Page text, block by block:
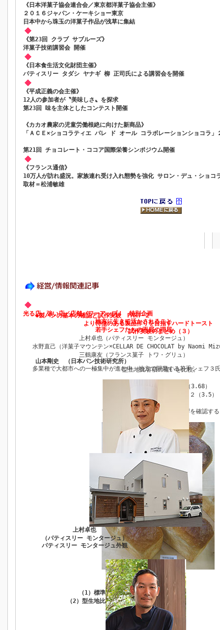
《日本洋菓子協会連合会／東京都洋菓子協会主催》
２０１６ジャパン・ケーキショー東京
日本中から珠玉の洋菓子作品が浅草に集結
《第23回 クラブ サブルーズ》
洋菓子技術講習会 開催
《日本食生活文化財団主催》
パティスリー タダシ ヤナギ 柳 正司氏による講習会を開催
《平成正義の会主催》
12人の参加者が〝美味しさ〟を探求
第23回 味を主体としたコンテスト開催
《カカオ農家の児童労働根絶に向けた新商品》
「ＡＣＥ×ショコラティエ パレ ド オール コラボレーションショコラ」
第21回 チョコレート・ココア国際栄養シンポジウム開催
《フランス通信》
10万人が訪れ盛況。家族連れ受け入れ態勢を強化 サロン・デュ・ショコ
取材＝松浦敏雄
◆製パンの基本の確認と試作実験 PART‐２
より特徴のある製品作りを目指すハードトースト
試作実験のまとめ（３）
山本剛史 （日本パン技術研究所）
型生地比容積の違いを比較。
（1）標準条件：190g × ２（3.68）
（2）型生地比容積減：200g × ２（3.5）
でそれぞれ試作し、製品への影響を確認する
（1）標準製品
（2）型生地比容積減
光る店・強い店／店舗パワーアップ！ 特別企画
地方に生きて活かされること
若手シェフたちの不屈の理屈
上村卓也（パティスリー モンタージュ）
水野直己（洋菓子マウンテン×CELLAR DE CHOCOLAT by Naomi
三鶴康友（フランス菓子 トワ・グリュ）
多業種で大都市への一極集中が進む中、地方で開業する若手シェフ３
上村卓也
（パティスリー モンタージュ）
パティスリー モンタージュ外観